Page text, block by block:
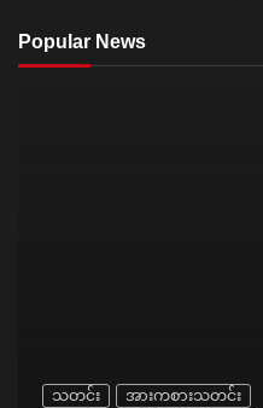
Popular News
သတင်း အားကစားသတင်း